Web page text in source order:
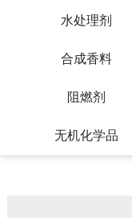
水处理剂
合成香料
阻燃剂
无机化学品